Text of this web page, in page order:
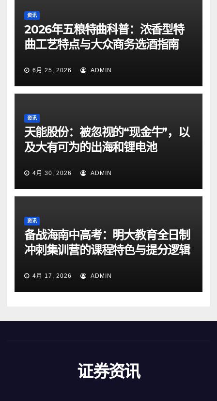
资讯
2026年五粮特曲科普：浓香型特
曲工艺特点与大众商务选酒指南
6月 25, 2026 ADMIN
资讯
天能股份：被忽视的“现金牛”，以
及大有可为的出海和锂电池
4月 30, 2026 ADMIN
资讯
备战海南中高考：明大教育全日制
冲刺集训营的课程特色与提分逻辑
4月 17, 2026 ADMIN
证券资讯